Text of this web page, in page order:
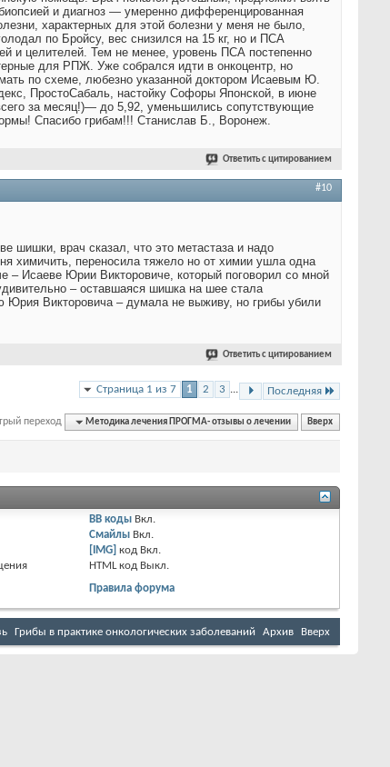
и диагноз — умеренно дифференцированная
характерных для этой болезни у меня не было,
по Бройсу, вес снизился на 15 кг, но и ПСА
и целителей. Тем не менее, уровень ПСА постепенно
для РПЖ. Уже собрался идти в онкоцентр, но
по схеме, любезно указанной доктором Исаевым Ю.
ПростоСабаль, настойку Софоры Японской, в июне
за месяц!)— до 5,92, уменьшились сопутствующие
Спасибо грибам!!! Станислав Б., Воронеж.
Ответить с цитированием
#10
шишки, врач сказал, что это метастаза и надо
химичить, переносила тяжело но от химии ушла одна
Исаеве Юрии Викторовиче, который поговорил со мной
– оставшаяся шишка на шее стала
Викторовича – думала не выживу, но грибы убили
Ответить с цитированием
Страница 1 из 7 1 2 3 ... Последняя
переход Методика лечения ПРОГМА- отзывы о лечении Вверх
BB коды Вкл.
Смайлы Вкл.
[IMG] код Вкл.
HTML код Выкл.
Правила форума
Грибы в практике онкологических заболеваний Архив Вверх